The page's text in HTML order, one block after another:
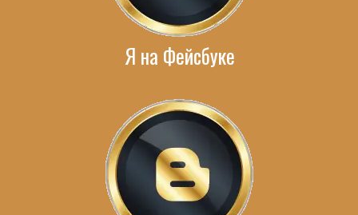
Я на Фейсбуке